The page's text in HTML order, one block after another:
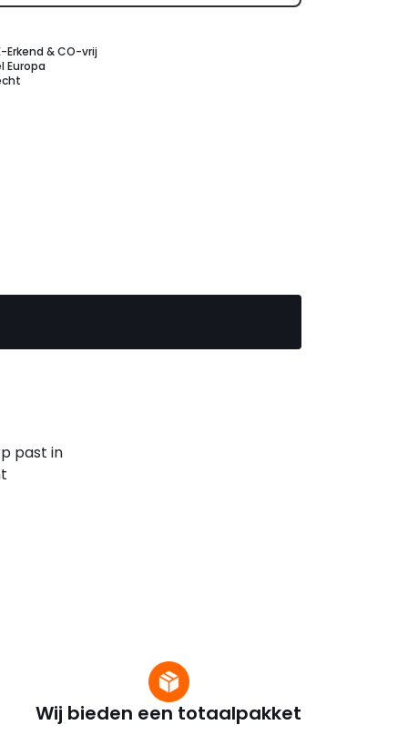
Erkend & CO-vrij
Europa
past in
Wij bieden een totaalpakket